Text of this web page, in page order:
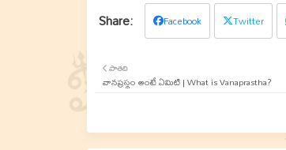
Facebook Twitter
పాతది
వానప్రస్థం అంటే ఏమిటి | What is Vanaprastha?